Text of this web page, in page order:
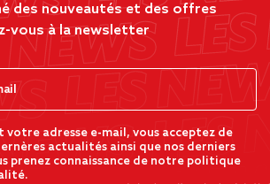
des nouveautés et des offres
vous à la newsletter
votre adresse e-mail, vous acceptez de
actualités ainsi que nos derniers
prenez connaissance de notre politique